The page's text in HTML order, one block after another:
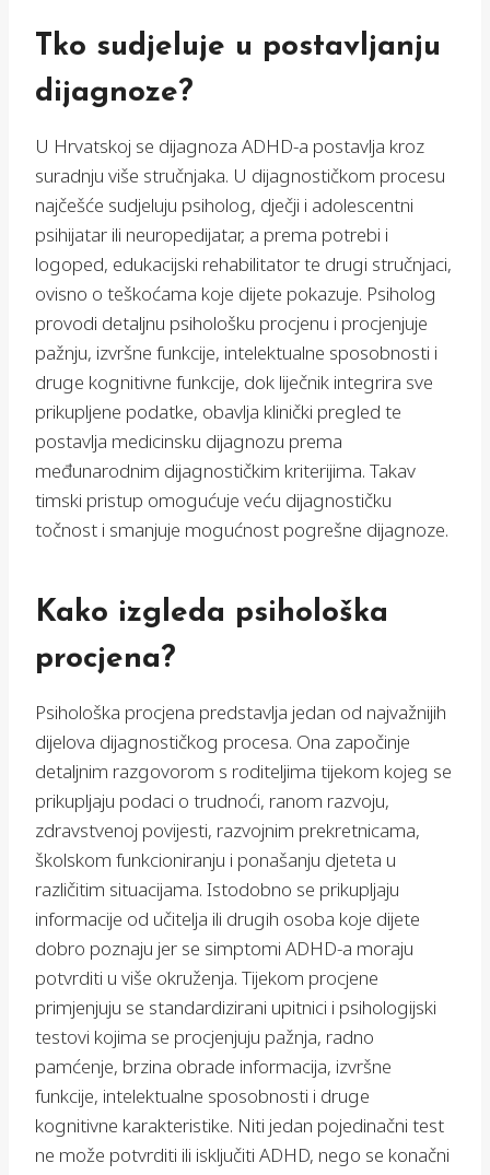
Tko sudjeluje u postavljanju
dijagnoze?
U Hrvatskoj se dijagnoza ADHD-a postavlja kroz
suradnju više stručnjaka. U dijagnostičkom procesu
najčešće sudjeluju psiholog, dječji i adolescentni
psihijatar ili neuropedijatar, a prema potrebi i
logoped, edukacijski rehabilitator te drugi stručnjaci,
ovisno o teškoćama koje dijete pokazuje. Psiholog
provodi detaljnu psihološku procjenu i procjenjuje
pažnju, izvršne funkcije, intelektualne sposobnosti i
druge kognitivne funkcije, dok liječnik integrira sve
prikupljene podatke, obavlja klinički pregled te
postavlja medicinsku dijagnozu prema
međunarodnim dijagnostičkim kriterijima. Takav
timski pristup omogućuje veću dijagnostičku
točnost i smanjuje mogućnost pogrešne dijagnoze.
Kako izgleda psihološka
procjena?
Psihološka procjena predstavlja jedan od najvažnijih
dijelova dijagnostičkog procesa. Ona započinje
detaljnim razgovorom s roditeljima tijekom kojeg se
prikupljaju podaci o trudnoći, ranom razvoju,
zdravstvenoj povijesti, razvojnim prekretnicama,
školskom funkcioniranju i ponašanju djeteta u
različitim situacijama. Istodobno se prikupljaju
informacije od učitelja ili drugih osoba koje dijete
dobro poznaju jer se simptomi ADHD-a moraju
potvrditi u više okruženja. Tijekom procjene
primjenjuju se standardizirani upitnici i psihologijski
testovi kojima se procjenjuju pažnja, radno
pamćenje, brzina obrade informacija, izvršne
funkcije, intelektualne sposobnosti i druge
kognitivne karakteristike. Niti jedan pojedinačni test
ne može potvrditi ili isključiti ADHD, nego se konačni